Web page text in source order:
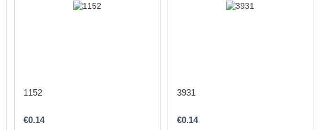
1152
€0.14
3931
€0.14